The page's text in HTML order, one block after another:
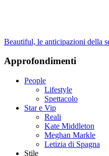
Beautiful, le anticipazioni della
Approfondimenti
People
Lifestyle
Spettacolo
Star e Vip
Reali
Kate Middleton
Meghan Markle
Letizia di Spagna
Stile